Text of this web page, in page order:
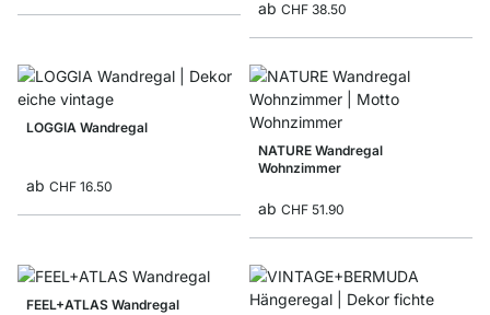
ab CHF 38.50
LOGGIA Wandregal
ab CHF 16.50
NATURE Wandregal
Wohnzimmer
ab CHF 51.90
FEEL+ATLAS Wandregal